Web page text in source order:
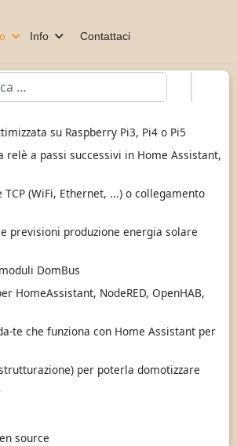
Info Contattaci
su Raspberry Pi3, Pi4 o Pi5
a passi successivi in Home Assistant,
(WiFi, Ethernet, ...) o collegamento
previsioni produzione energia solare
DomBus
HomeAssistant, NodeRED, OpenHAB,
te che funziona con Home Assistant per
per poterla domotizzare
source